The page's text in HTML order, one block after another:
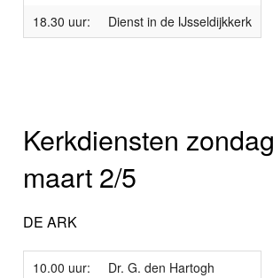
18.30 uur:
Dienst in de IJsseldijkkerk
Kerkdiensten
maart 2/5
DE ARK
10.00 uur:
Dr. G. den Hartogh